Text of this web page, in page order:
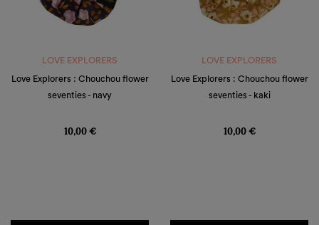
LOVE EXPLORERS
Love Explorers : Chouchou flower
seventies - navy
10,00 €
LOVE EXPLORERS
Love Explorers : Chouchou flower
seventies - kaki
10,00 €